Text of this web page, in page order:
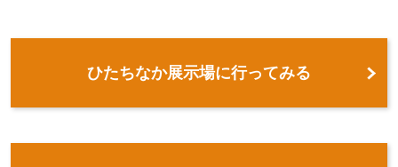
ひたちなか展示場に行ってみる